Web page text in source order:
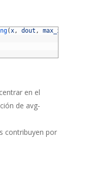
(x, dout , max_i
en el
de avg-
contribuyen por